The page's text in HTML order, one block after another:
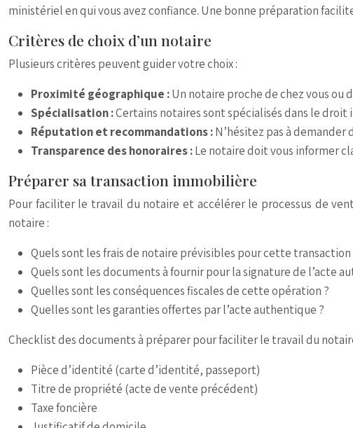
ministériel en qui vous avez confiance. Une bonne préparation
Critères de choix d’un notaire
Plusieurs critères peuvent guider votre choix :
Proximité géographique :Un notaire proche de chez vous
Spécialisation :Certains notaires sont spécialisés dans le
Réputation et recommandations :N’hésitez pas à
Transparence des honoraires :Le notaire doit vous informer
Préparer sa transaction immobilière
Pour faciliter le travail du notaire et accélérer le processus de
notaire :
Quels sont les frais de notaire prévisibles pour cette transaction
Quels sont les documents à fournir pour la signature de l’acte
Quelles sont les conséquences fiscales de cette opération ?
Quelles sont les garanties offertes par l’acte authentique ?
Checklist des documents à préparer pour faciliter le travail du
Pièce d’identité (carte d’identité, passeport)
Titre de propriété (acte de vente précédent)
Taxe foncière